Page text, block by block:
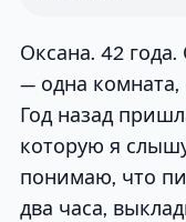
Оксана. 42
— одна комната,
Год назад
которую я
понимаю, что
два часа,